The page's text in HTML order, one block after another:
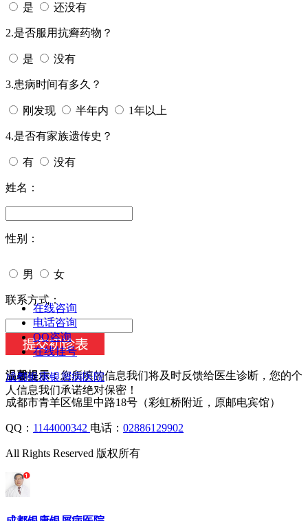
是 还没有
2.是否服用抗癣药物？
是 没有
3.患病时间有多久？
刚发现 半年内 1年以上
4.是否有家族遗传史？
有 没有
姓名：
性别：
男 女
今天日期：
联系方式：
温馨提示：您所填的信息我们将及时反馈给医生诊断，您的个
人信息我们承诺绝对保密！
在线咨询
电话咨询
QQ咨询
在线挂号
成都银康银屑病医院
成都市青羊区锦里中路18号（彩虹桥附近，原邮电宾馆）
QQ： 1144000342 电话： 02886129902
All Rights Reserved 版权所有